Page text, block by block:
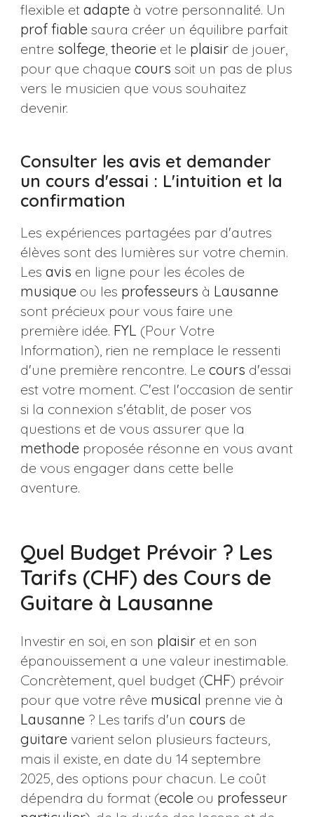
flexible et adapteà votre personnalité. Un
prof fiablesaura créer un équilibre parfait
entre solfege, theorieet le plaisirde jouer,
pour que chaque cours soit un pas de plus
vers le musicien que vous souhaitez
devenir.
Consulter les avis et demander
un cours d'essai : L'intuition et la
confirmation
Les expériences partagées par d'autres
élèves sont des lumières sur votre chemin.
Les avis en ligne pour les écoles de
musiqueou les professeurs à Lausanne
sont précieux pour vous faire une
première idée. FYL (Pour Votre
Information), rien ne remplace le ressenti
d'une première rencontre. Le cours d'essai
est votre moment. C'est l'occasion de sentir
si la connexion s'établit, de poser vos
questions et de vous assurer que la
methodeproposée résonne en vous avant
de vous engager dans cette belle
aventure.
Quel Budget Prévoir ? Les
Tarifs (CHF) des Cours de
Guitare à Lausanne
Investir en soi, en son plaisiret en son
épanouissement a une valeur inestimable.
Concrètement, quel budget (CHF) prévoir
pour que votre rêve musical prenne vie à
Lausanne? Les tarifs d'un cours de
guitarevarient selon plusieurs facteurs,
mais il existe, en date du 14 septembre
2025, des options pour chacun. Le coût
dépendra du format (ecoleou professeur